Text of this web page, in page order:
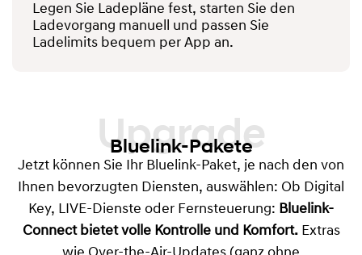
Legen Sie Ladepläne fest, starten Sie den
Ladevorgang manuell und passen Sie
Ladelimits bequem per App an.
Upgrade
Bluelink-Pakete
Jetzt können Sie Ihr Bluelink-Paket, je nach den von
Ihnen bevorzugten Diensten, auswählen: Ob Digital
Key, LIVE-Dienste oder Fernsteuerung: Bluelink-
Connect bietet volle Kontrolle und Komfort.Extras